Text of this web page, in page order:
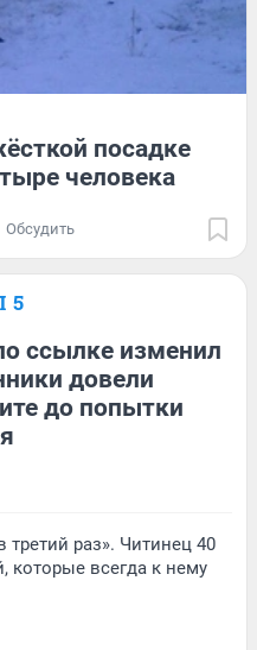
посадке
человека
Обсудить
5
ссылке изменил
довели
до попытки
раз». Читинец 40
которые всегда к нему